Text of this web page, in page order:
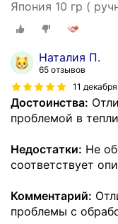
Япония 10 гр (
Наталия П.
65 отзывов
11
Достоинства:
проблемой в
Недостатки: Не
соответствует
Комментарий:
проблемы с